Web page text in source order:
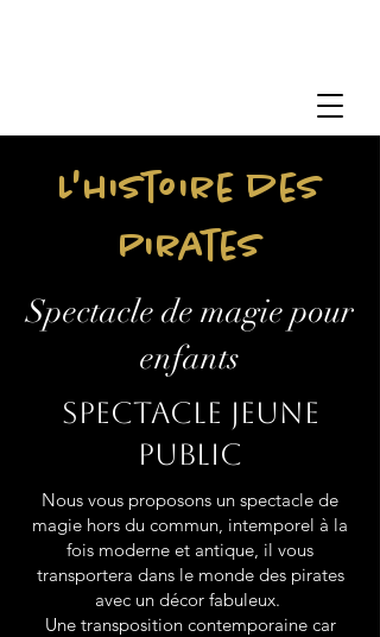
L'histoire des
Pirates
Spectacle de magie pour
enfants
Spectacle jeune
public
Nous vous proposons un spectacle de
magie hors du commun, intemporel à la
fois moderne et antique, il vous
transportera dans le monde des pirates
avec un décor fabuleux.
Une transposition contemporaine car